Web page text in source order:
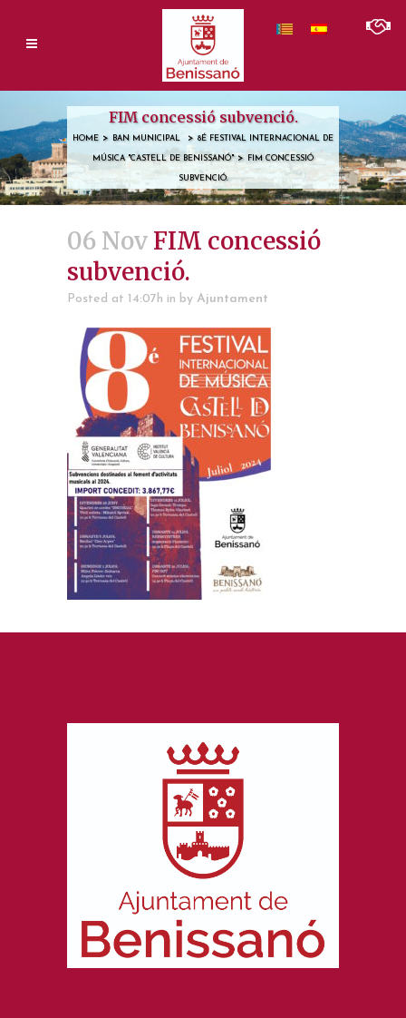
FIM concessió subvenció.
HOME > BAN MUNICIPAL > 8É FESTIVAL INTERNACIONAL DE
MÚSICA "CASTELL DE BENISSANÓ"> FIM CONCESSIÓ
SUBVENCIÓ.
06 Nov FIM concessió
subvenció.
Posted at 14:07h in by Ajuntament